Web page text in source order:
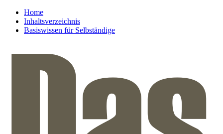
Home
Inhaltsverzeichnis
Basiswissen für Selbständige